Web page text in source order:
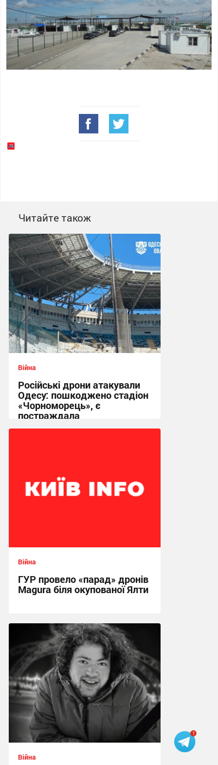
Читайте також
Війна
Російські дрони атакували
Одесу: пошкоджено стадіон
«Чорноморець», є
постраждала
Війна
ГУР провело «парад» дронів
Magura біля окупованої Ялти
17:16 вчора
Війна